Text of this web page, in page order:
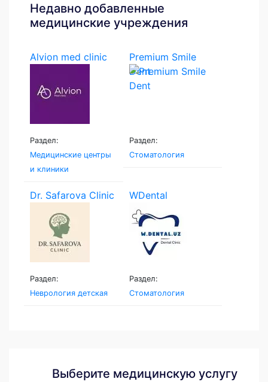
Недавно добавленные
медицинские учреждения
Alvion med clinic
Раздел:
Медицинские центры
и клиники
Premium Smile
Dent
Раздел:
Стоматология
Dr. Safarova Clinic
Раздел:
Неврология детская
WDental
Раздел:
Стоматология
Выберите медицинскую услугу